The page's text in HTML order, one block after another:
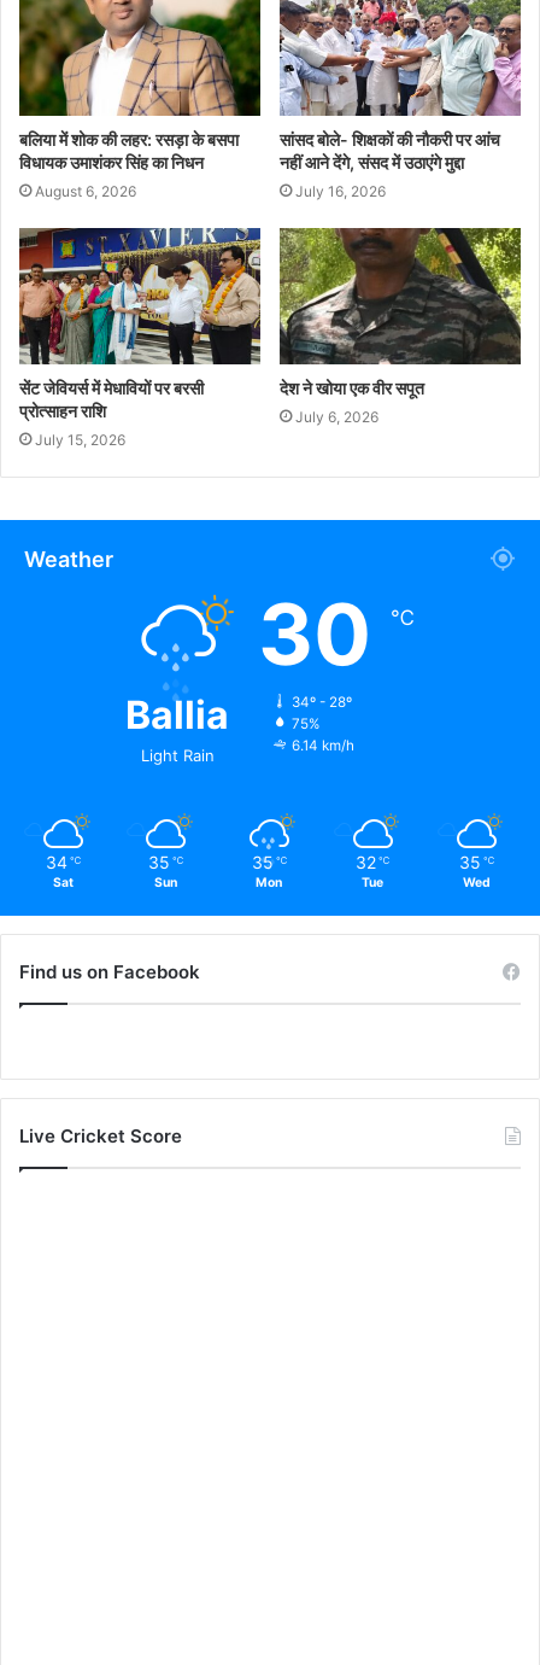
बलिया में शोक की लहर: रसड़ा के बसपा
विधायक उमाशंकर सिंह का निधन
August 6, 2026
सांसद बोले- शिक्षकों की नौकरी पर आंच
नहीं आने देंगे, संसद में उठाएंगे मुद्दा
July 16, 2026
सेंट जेवियर्स में मेधावियों पर बरसी
प्रोत्साहन राशि
July 15, 2026
देश ने खोया एक वीर सपूत
July 6, 2026
Weather
Ballia
Light Rain
30 ℃
34º - 28º
75%
6.14 km/h
34 ℃
Sat
35 ℃
Sun
35 ℃
Mon
32 ℃
Tue
35 ℃
Wed
Find us on Facebook
Live Cricket Score